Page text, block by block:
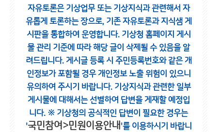
자유토론은 기상업무 또는 기상지식과 관련해서 자
유롭게 토론하는 장으로, 기존 자유토론과 지식샘 게
시판을 통합하여 운영합니다. 기상청 홈페이지 게시
물 관리 기준에 따라 해당 글이 삭제될 수 있음을 알
려드립니다. 게시글 등록 시 주민등록번호와 같은 개
인정보가 포함될 경우 개인정보 노출 위험이 있으니
유의하여 주시기 바랍니다. 기상지식과 관련한 일부
게시물에 대해서는 선별하여 답변을 게재할 예정입
니다. ※ 기상청의 공식적인 답변이 필요한 경우는
'국민참여>민원이용안내 '를 이용하시기 바랍니